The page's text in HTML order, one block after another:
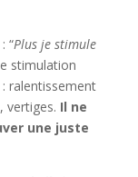
“Plus je stimule
stimulation
ralentissement
vertiges. Il ne
une juste